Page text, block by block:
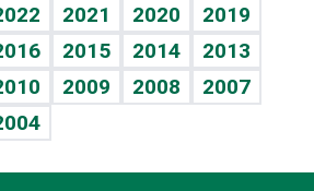
2021 2020
2019
2015 2014
2013
2009 2008
2007